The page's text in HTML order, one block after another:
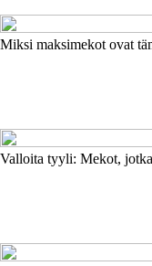
Miksi maksimekot ovat
Valloita tyyli: Mekot,